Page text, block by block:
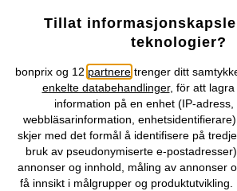
Våre betalingsalternativer
Vårt tilbud
Selskapet
Topkategorier / Sesongvarer
Tillat
teknologier?
bonprix og 12 partnere trenger ditt
enkelte databehandlinger, för att
information på en enhet (IP-adress,
webbläsarinformation,
skjer med det formål å identifisere på
bruk av pseudonymiserte e-
annonser og innhold, måling av annonser
få innsikt i målgrupper og